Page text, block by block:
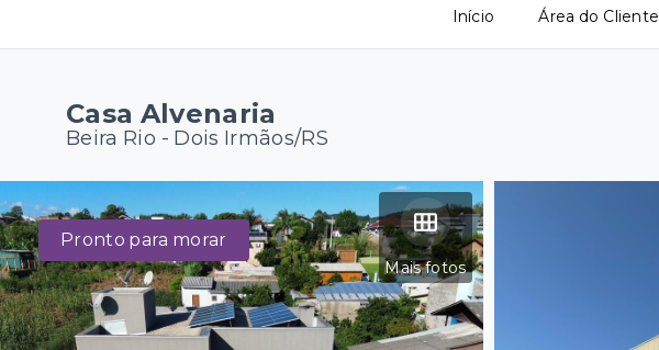
Início Área do Cliente
Casa Alvenaria
Beira Rio - Dois Irmãos/RS
Mais fotos
Pronto para morar